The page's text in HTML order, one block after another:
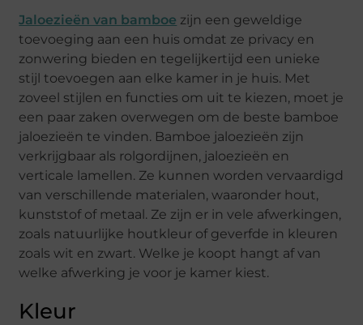
Jaloezieën van bamboe zijn een geweldige
toevoeging aan een huis omdat ze privacy en
zonwering bieden en tegelijkertijd een unieke
stijl toevoegen aan elke kamer in je huis. Met
zoveel stijlen en functies om uit te kiezen, moet je
een paar zaken overwegen om de beste bamboe
jaloezieën te vinden. Bamboe jaloezieën zijn
verkrijgbaar als rolgordijnen, jaloezieën en
verticale lamellen. Ze kunnen worden vervaardigd
van verschillende materialen, waaronder hout,
kunststof of metaal. Ze zijn er in vele afwerkingen,
zoals natuurlijke houtkleur of geverfde in kleuren
zoals wit en zwart. Welke je koopt hangt af van
welke afwerking je voor je kamer kiest.
Kleur